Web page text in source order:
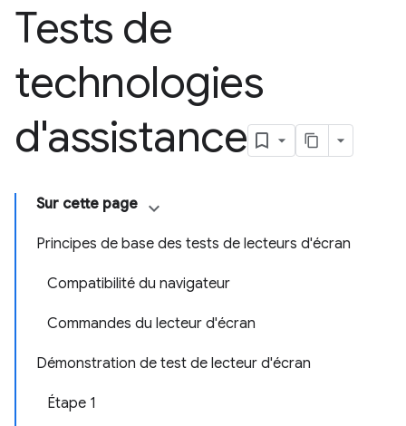
Tests de
technologies
d'assistance
Sur cette page
Principes de base des tests de lecteurs d'écran
Compatibilité du navigateur
Commandes du lecteur d'écran
Démonstration de test de lecteur d'écran
Étape 1